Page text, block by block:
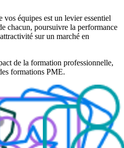
vos équipes est un levier essentiel
chacun, poursuivre la performance
sur un marché en
de la formation professionnelle,
formations PME.